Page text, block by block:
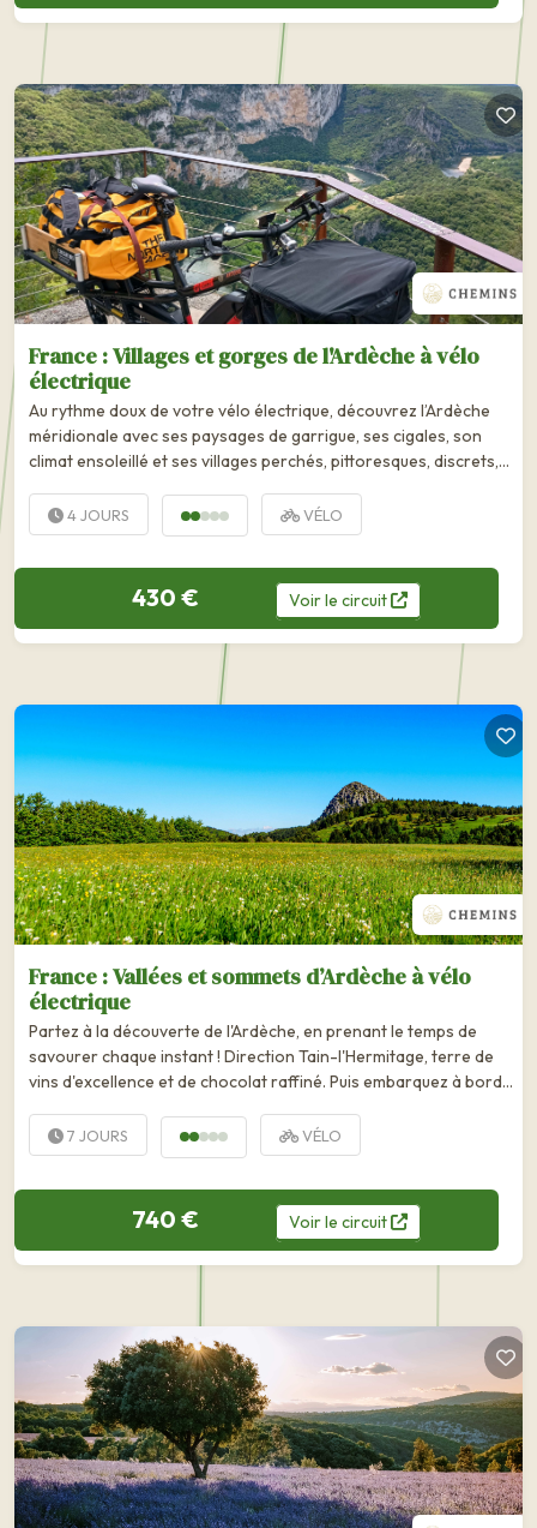
France : Villages et gorges de l'Ardèche à vélo
électrique
Au rythme doux de votre vélo électrique, découvrez l’Ardèche
méridionale avec ses paysages de garrigue, ses cigales, son
climat ensoleillé et ses villages perchés, pittoresques, discrets,
4 JOURS VÉLO
430 € Voirle circuit
France : Vallées et sommets d’Ardèche à vélo
électrique
Partez à la découverte de l'Ardèche, en prenant le temps de
savourer chaque instant ! Direction Tain-l'Hermitage, terre de
vins d'excellence et de chocolat raffiné. Puis embarquez à bord
7 JOURS VÉLO
740 € Voirle circuit